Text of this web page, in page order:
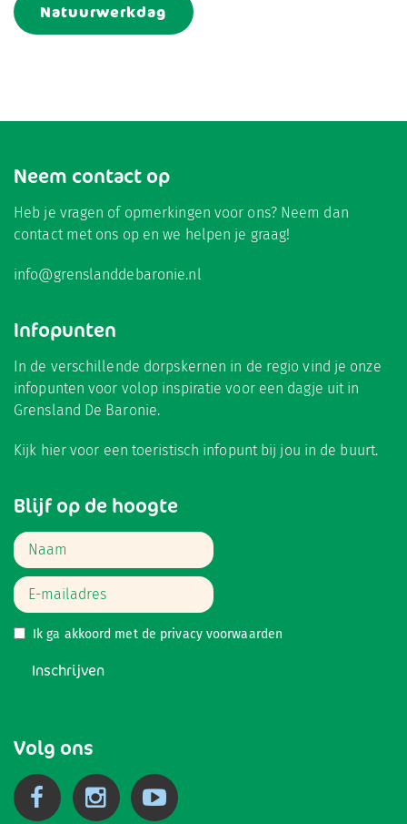
Natuurwerkdag
Neem contact op
Heb je vragen of opmerkingen voor ons? Neem dan
contact met ons op en we helpen je graag!
info@grenslanddebaronie.nl
Infopunten
In de verschillende dorpskernen in de regio vind je onze
infopunten voor volop inspiratie voor een dagje uit in
Grensland De Baronie.
Kijk hiervoor een toeristisch infopunt bij jou in de buurt.
Blijf op de hoogte
Ik ga akkoord met de privacy voorwaarden
Inschrijven
Volg ons